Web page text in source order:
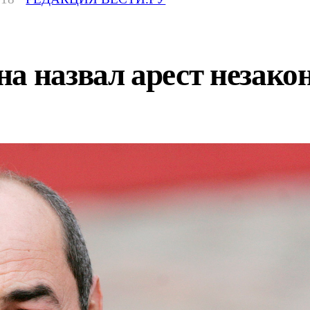
назвал арест